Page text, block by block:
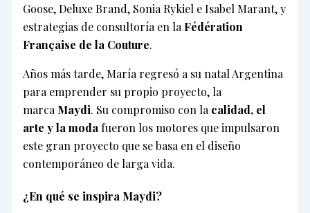
Goose, Deluxe Brand, Sonia Rykiel e Isabel Marant, y
estrategias de consultoría en la Fédération
Française de la Couture.
Años más tarde, María regresó a su natal Argentina
para emprender su propio proyecto, la
marca Maydi. Su compromiso con la calidad, el
arte y la moda fueron los motores que impulsaron
este gran proyecto que se basa en el diseño
contemporáneo de larga vida.
¿En qué se inspira Maydi?